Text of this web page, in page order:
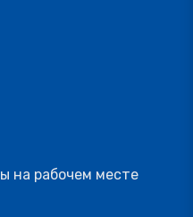
на рабочем месте